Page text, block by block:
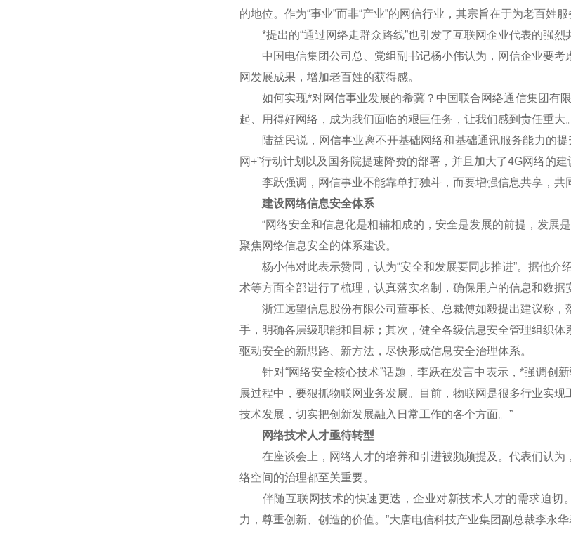
的地位。作为“事业”而非“产业”的网信行业，其宗旨在于为老百姓服
*提出的“通过网络走群众路线”也引发了互联网企业代表的强烈
中国电信集团公司总、党组副书记杨小伟认为，网信企业要考
网发展成果，增加老百姓的获得感。
如何实现*对网信事业发展的希冀？中国联合网络通信集团有
起、用得好网络，成为我们面临的艰巨任务，让我们感到责任重大
陆益民说，网信事业离不开基础网络和基础通讯服务能力的提
网+”行动计划以及国务院提速降费的部署，并且加大了4G网络的建
李跃强调，网信事业不能靠单打独斗，而要增强信息共享，共
建设网络信息安全体系
“网络安全和信息化是相辅相成的，安全是发展的前提，发展
聚焦网络信息安全的体系建设。
杨小伟对此表示赞同，认为“安全和发展要同步推进”。据他介
术等方面全部进行了梳理，认真落实名制，确保用户的信息和数据
浙江远望信息股份有限公司董事长、总裁傅如毅提出建议称，
手，明确各层级职能和目标；其次，健全各级信息安全管理组织
驱动安全的新思路、新方法，尽快形成信息安全治理体系。
针对“网络安全核心技术”话题，李跃在发言中表示，*强调创
展过程中，要狠抓物联网业务发展。目前，物联网是很多行业实
技术发展，切实把创新发展融入日常工作的各个方面。”
网络技术人才亟待转型
在座谈会上，网络人才的培养和引进被频频提及。代表们认为
络空间的治理都至关重要。
伴随互联网技术的快速更迭，企业对新技术人才的需求迫切
力，尊重创新、创造的价值。”大唐电信科技产业集团副总裁李永华